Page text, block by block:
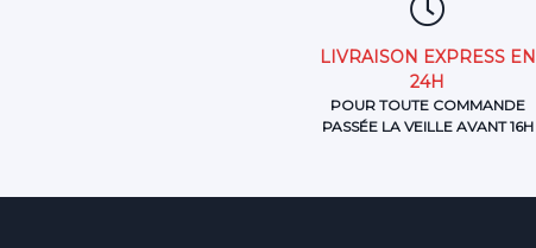
LIVRAISON EXPRESS EN
24H
POUR TOUTE COMMANDE
PASSÉE LA VEILLE AVANT 16H